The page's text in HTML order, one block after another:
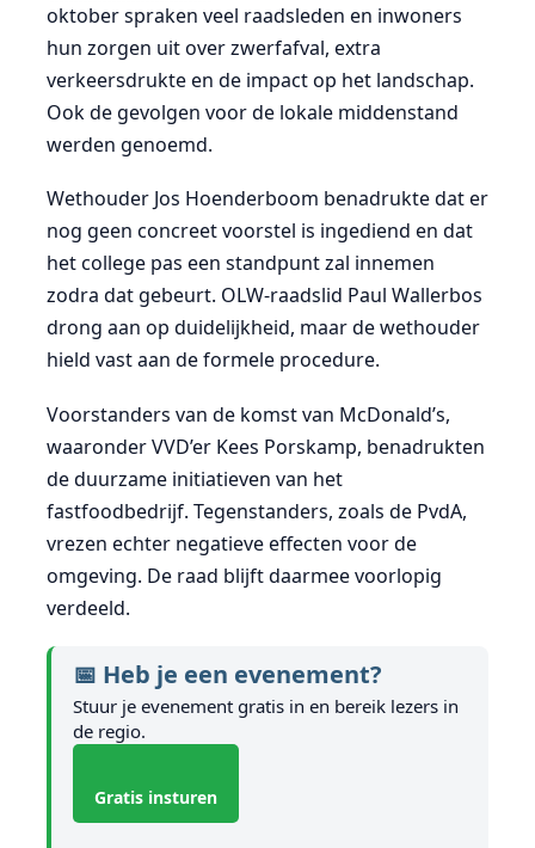
oktober spraken veel raadsleden en inwoners
hun zorgen uit over zwerfafval, extra
verkeersdrukte en de impact op het landschap.
Ook de gevolgen voor de lokale middenstand
werden genoemd.
Wethouder Jos Hoenderboom benadrukte dat er
nog geen concreet voorstel is ingediend en dat
het college pas een standpunt zal innemen
zodra dat gebeurt. OLW-raadslid Paul Wallerbos
drong aan op duidelijkheid, maar de wethouder
hield vast aan de formele procedure.
Voorstanders van de komst van McDonald’s,
waaronder VVD’er Kees Porskamp, benadrukten
de duurzame initiatieven van het
fastfoodbedrijf. Tegenstanders, zoals de PvdA,
vrezen echter negatieve effecten voor de
omgeving. De raad blijft daarmee voorlopig
verdeeld.
📅 Heb je een evenement?
Stuur je evenement gratis in en bereik lezers in
de regio.
Gratis insturen